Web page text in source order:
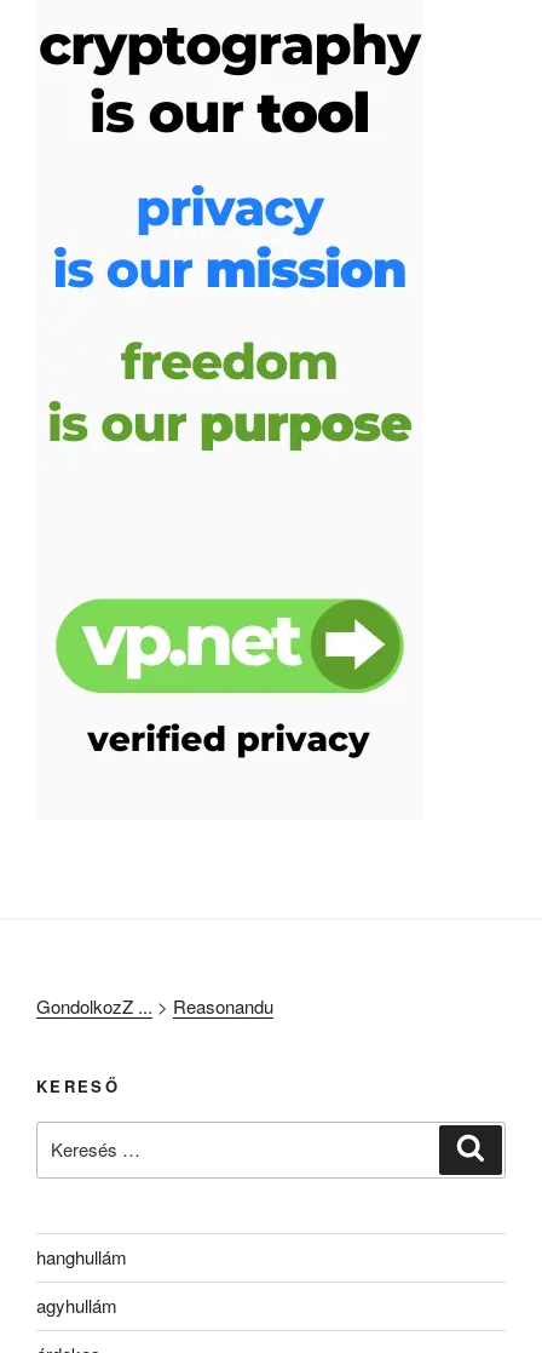
GondolkozZ ... > Reasonandu
KERESŐ
hanghullám
agyhullám